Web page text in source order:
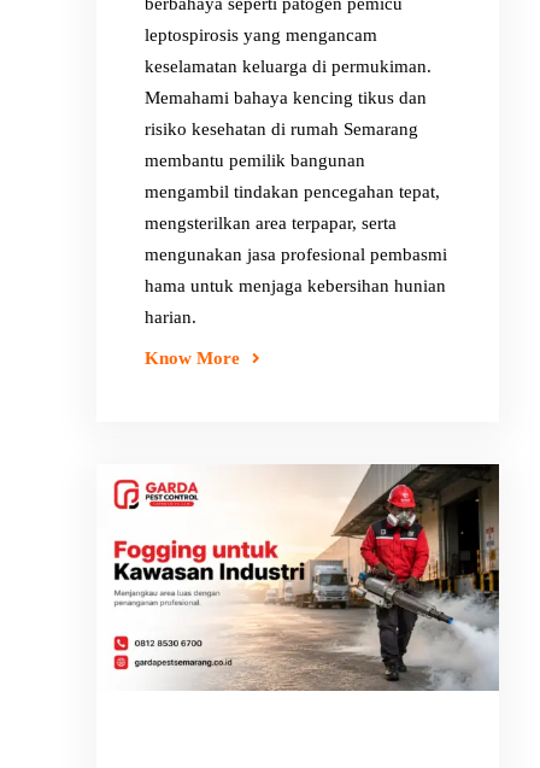
berbahaya seperti patogen pemicu
leptospirosis yang mengancam
keselamatan keluarga di permukiman.
Memahami bahaya kencing tikus dan
risiko kesehatan di rumah Semarang
membantu pemilik bangunan
mengambil tindakan pencegahan tepat,
mengsterilkan area terpapar, serta
mengunakan jasa profesional pembasmi
hama untuk menjaga kebersihan hunian
harian.
Know More